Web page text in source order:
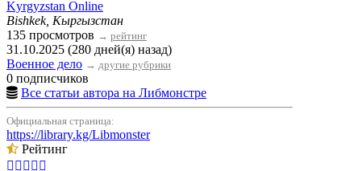
Kyrgyzstan Online
Bishkek, Кыргызстан
135 просмотров → рейтинг
31.10.2025 (280 дней(я) назад)
Военное дело → другие рубрики
0 подписчиков
Все статьи автора на Либмонстре
Официальная страница:
https://library.kg/Libmonster
Рейтинг
    